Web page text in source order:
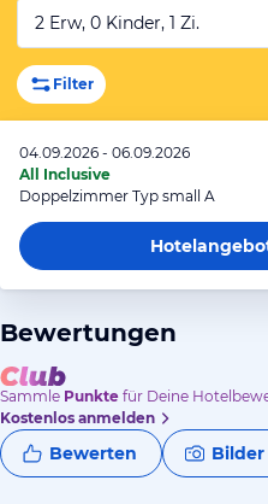
2 Erw, 0 Kinder, 1 Zi.
Filter
04.09.2026 - 06.09.2026
All Inclusive
Doppelzimmer Typ small A
Bewertungen
Sammle Punkte für Deine
Kostenlos anmelden
Bewerten